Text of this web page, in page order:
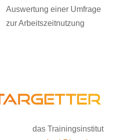
Auswertung einer Umfrage
zur Arbeitszeitnutzung
das Trainingsinstitut